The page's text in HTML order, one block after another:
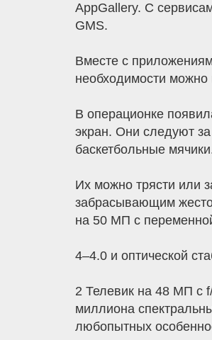
AppGallery. С
GMS.
Вместе с
необходимости можно
В операционке
экран. Они следуют
баскетбольные
Их можно трясти или
забрасывающим
на 50 МП с
4–4.0 и оптической
2 Телевик на 48 МП с
миллиона
любопытных